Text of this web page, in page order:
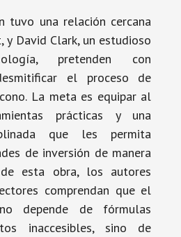
tuvo una relación cercana
y David Clark, un estudioso
pretenden con
el proceso de
La meta es equipar al
prácticas y una
que les permita
de inversión de manera
esta obra, los autores
comprendan que el
depende de fórmulas
inaccesibles, sino de